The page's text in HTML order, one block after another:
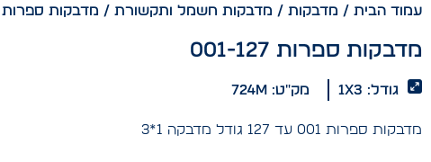
עמוד הבית / מדבקות / מדבקות חשמל ותקשורת / מדבקות ספרות 001-127
מדבקות ספרות 001-127
גודל: 1x3 מק"ט: 724m
מדבקות ספרות 001 עד 127 גודל מדבקה 1*3